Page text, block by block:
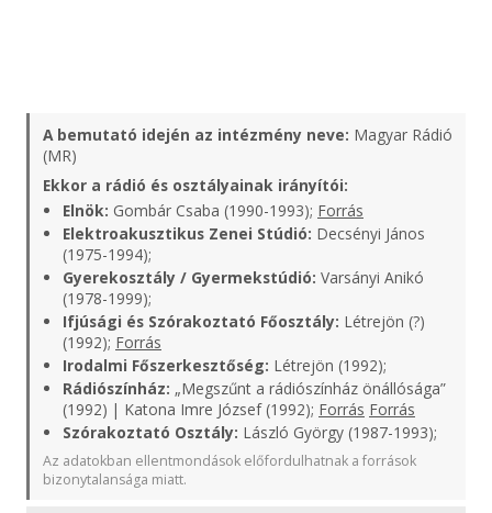
A bemutató idején az intézmény neve: Magyar Rádió
(MR)
Ekkor a rádió és osztályainak irányítói:
Elnök: Gombár Csaba (1990-1993); Forrás
Elektroakusztikus Zenei Stúdió: Decsényi János
(1975-1994);
Gyerekosztály / Gyermekstúdió: Varsányi Anikó
(1978-1999);
Ifjúsági és Szórakoztató Főosztály: Létrejön (?)
(1992); Forrás
Irodalmi Főszerkesztőség: Létrejön (1992);
Rádiószínház: „Megszűnt a rádiószínház önállósága”
(1992) | Katona Imre József (1992); Forrás Forrás
Szórakoztató Osztály: László György (1987-1993);
Az adatokban ellentmondások előfordulhatnak a források
bizonytalansága miatt.